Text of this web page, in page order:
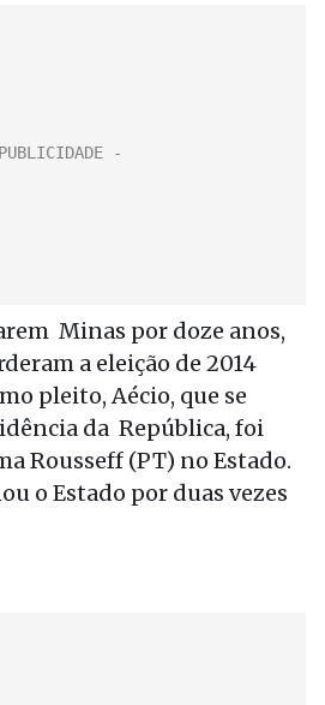
Minas por doze anos,
a eleição de 2014
pleito, Aécio, que se
da República, foi
Rousseff (PT) no Estado.
o Estado por duas vezes